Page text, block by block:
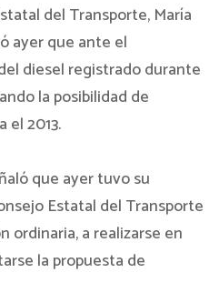
del Transporte, María
ayer que ante el
diesel registrado durante
la posibilidad de
el 2013.
que ayer tuvo su
Estatal del Transporte
ordinaria, a realizarse en
la propuesta de